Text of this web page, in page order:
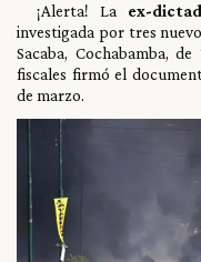
¡Alerta! La ex-
investigada por tres
Sacaba, Cochabamba,
fiscales firmó el
de marzo.